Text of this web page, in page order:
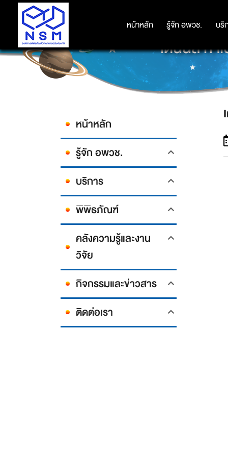
หน้าหลัก รู้จัก อพวช. บริ
หน้าหลัก รู้จัก อพวช. บริ
เดนนิส กา
หน้าหลัก
รู้จัก อพวช.
บริการ
พิพิธภัณฑ์
คลังความรู้และงาน
วิจัย
กิจกรรมและข่าวสาร
ติดต่อเรา